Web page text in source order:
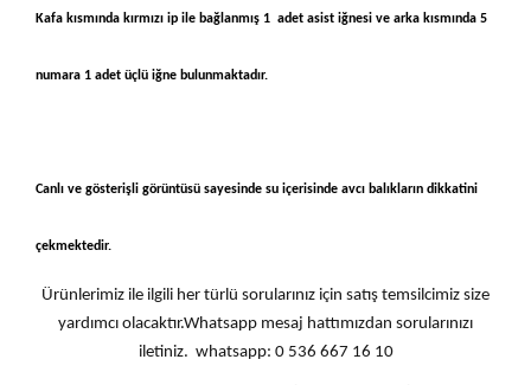
Kafa kısmında kırmızı ip ile bağlanmış 1 adet asist iğnesi ve arka kısmında 5
numara 1 adet üçlü iğne bulunmaktadır.
Canlı ve gösterişli görüntüsü sayesinde su içerisinde avcı balıkların dikkatini
çekmektedir.
Ürünlerimiz ile ilgili her türlü sorularınız için satış temsilcimiz size
yardımcı olacaktır.Whatsapp mesaj hattımızdan sorularınızı
iletiniz. whatsapp: 0 536 667 16 10